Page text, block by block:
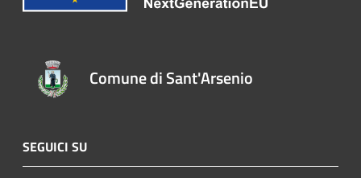
Comune di Sant'Arsenio
SEGUICI SU